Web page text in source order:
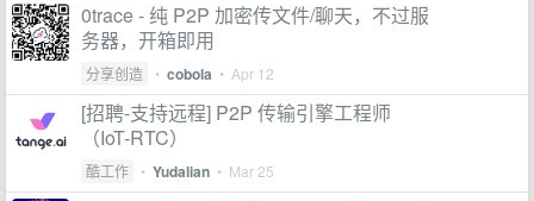
0trace - 纯 P2P 加密传文件/聊天，不过服
务器，开箱即用
分享创造 • cobola • Apr 12
[招聘-支持远程] P2P 传输引擎工程师
（IoT-RTC）
酷工作 • Yudalian • Mar 25